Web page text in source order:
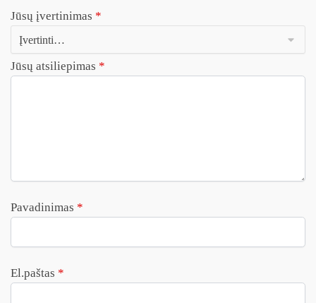
Jūsų įvertinimas *
Jūsų atsiliepimas *
Pavadinimas *
El.paštas *